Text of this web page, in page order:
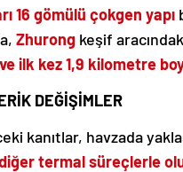
16 gömülü çokgen yapı
Zhurong keşif
ilk kez 1,9 kilometre
DEĞİŞİMLER
kanıtlar, havzada
termal süreçlerle